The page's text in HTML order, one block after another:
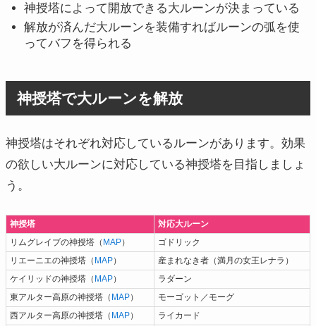
神授塔によって開放できる大ルーンが決まっている
解放が済んだ大ルーンを装備すればルーンの弧を使
ってバフを得られる
神授塔で大ルーンを解放
神授塔はそれぞれ対応しているルーンがあります。効果
の欲しい大ルーンに対応している神授塔を目指しましょ
う。
神授塔
対応大ルーン
リムグレイブの神授塔（ MAP）
ゴドリック
リエーニエの神授塔（ MAP）
産まれなき者（満月の女王レナラ）
ケイリッドの神授塔（ MAP）
ラダーン
東アルター高原の神授塔（ MAP）
モーゴット／モーグ
西アルター高原の神授塔（ MAP）
ライカード